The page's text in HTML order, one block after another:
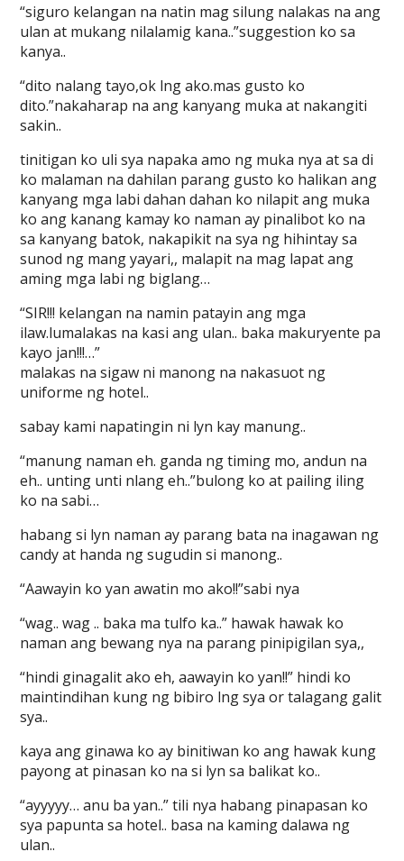
“siguro kelangan na natin mag silung nalakas na ang
ulan at mukang nilalamig kana..”suggestion ko sa
kanya..
“dito nalang tayo,ok lng ako.mas gusto ko
dito.”nakaharap na ang kanyang muka at nakangiti
sakin..
tinitigan ko uli sya napaka amo ng muka nya at sa di
ko malaman na dahilan parang gusto ko halikan ang
kanyang mga labi dahan dahan ko nilapit ang muka
ko ang kanang kamay ko naman ay pinalibot ko na
sa kanyang batok, nakapikit na sya ng hihintay sa
sunod ng mang yayari,, malapit na mag lapat ang
aming mga labi ng biglang…
“SIR!!! kelangan na namin patayin ang mga
ilaw.lumalakas na kasi ang ulan.. baka makuryente pa
kayo jan!!!…”
malakas na sigaw ni manong na nakasuot ng
uniforme ng hotel..
sabay kami napatingin ni lyn kay manung..
“manung naman eh. ganda ng timing mo, andun na
eh.. unting unti nlang eh..”bulong ko at pailing iling
ko na sabi…
habang si lyn naman ay parang bata na inagawan ng
candy at handa ng sugudin si manong..
“Aawayin ko yan awatin mo ako!!”sabi nya
“wag.. wag .. baka ma tulfo ka..” hawak hawak ko
naman ang bewang nya na parang pinipigilan sya,,
“hindi ginagalit ako eh, aawayin ko yan!!” hindi ko
maintindihan kung ng bibiro lng sya or talagang galit
sya..
kaya ang ginawa ko ay binitiwan ko ang hawak kung
payong at pinasan ko na si lyn sa balikat ko..
“ayyyyy… anu ba yan..” tili nya habang pinapasan ko
sya papunta sa hotel.. basa na kaming dalawa ng
ulan..